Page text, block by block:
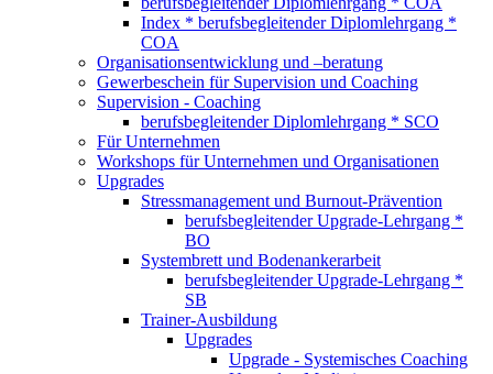
Index * berufsbegleitender Diplomlehrgang *
COA
Organisationsentwicklung und –beratung
Gewerbeschein für Supervision und Coaching
Supervision - Coaching
berufsbegleitender Diplomlehrgang * SCO
Für Unternehmen
Workshops für Unternehmen und Organisationen
Upgrades
Stressmanagement und Burnout-Prävention
berufsbegleitender Upgrade-Lehrgang *
BO
Systembrett und Bodenankerarbeit
berufsbegleitender Upgrade-Lehrgang *
SB
Trainer-Ausbildung
Upgrades
Upgrade - Systemisches Coaching